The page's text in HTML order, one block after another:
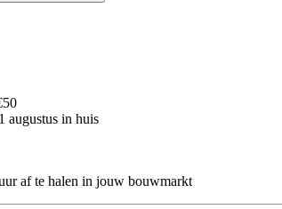
augustus in huis
af te halen in jouw bouwmarkt